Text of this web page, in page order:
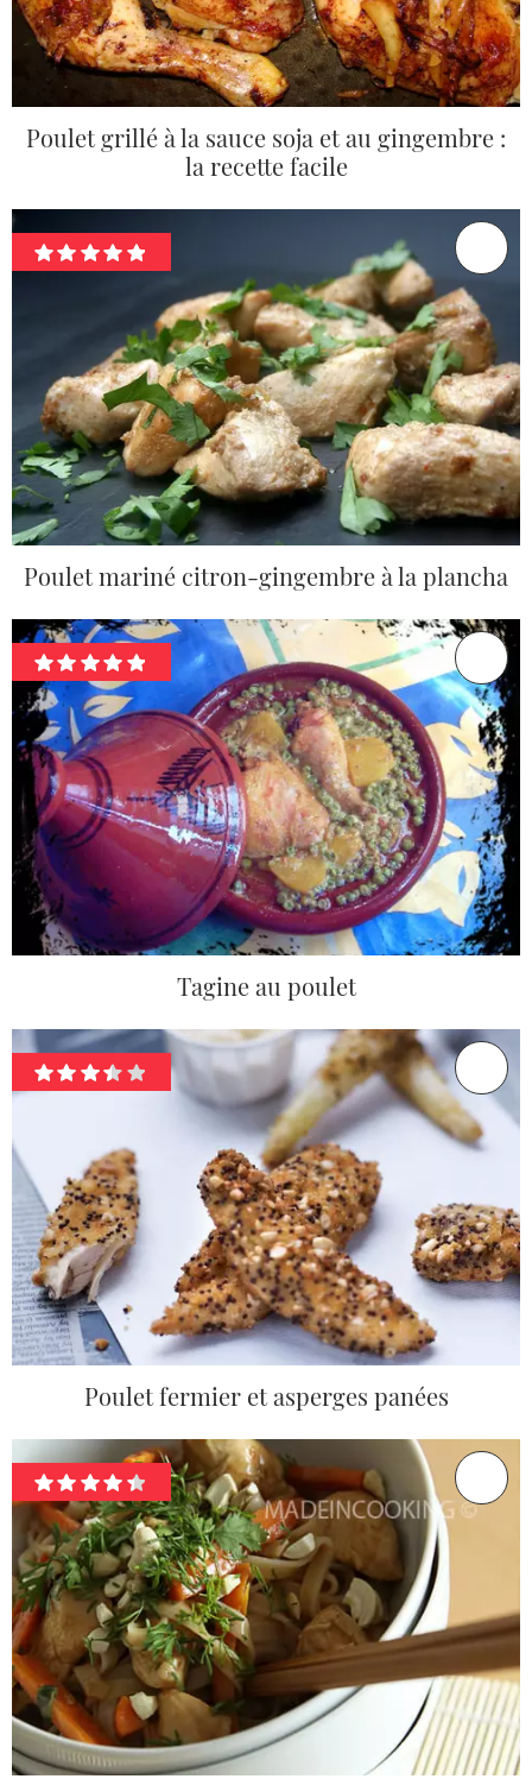
Poulet grillé à la sauce soja et au gingembre :
la recette facile
Poulet mariné citron-gingembre à la plancha
Tagine au poulet
Poulet fermier et asperges panées